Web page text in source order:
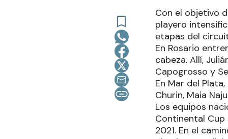
Con el objetivo
playero
etapas del
En Rosario
cabeza. Allí,
Capogrosso y
En Mar del
Churin, Maia
Los equipos
Continental Cup
2021. En el